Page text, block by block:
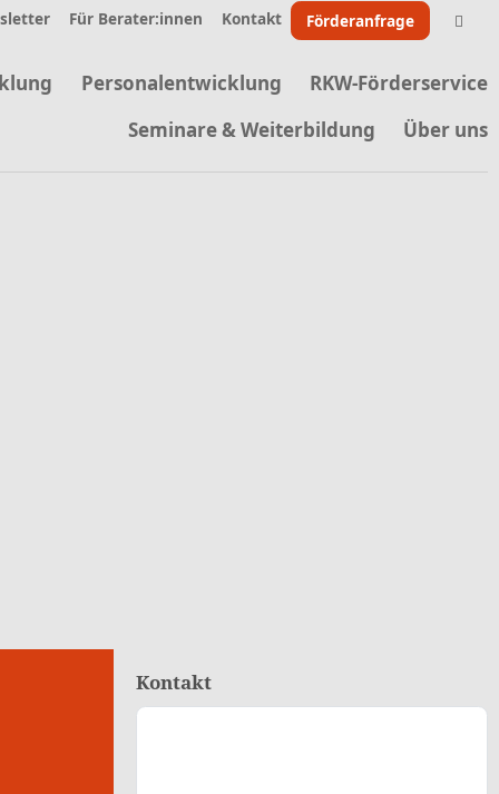
Personalentwicklung
RKW-Förderservice
Seminare & Weiterbildung
Über uns
Für Berater:innen Kontakt Förderanfrage
Kontakt